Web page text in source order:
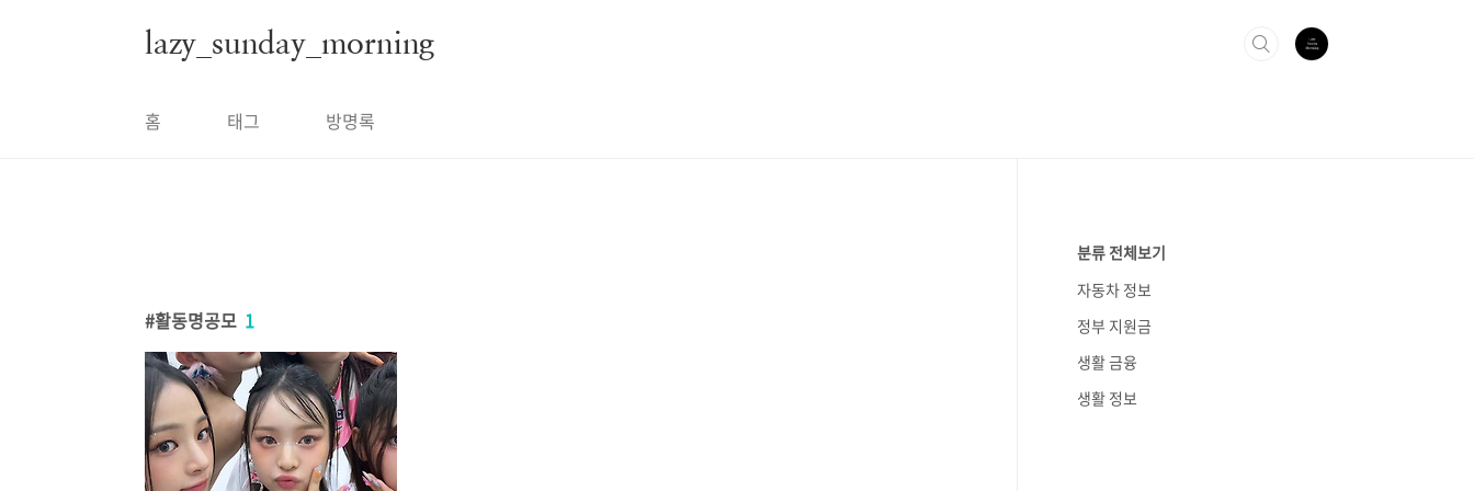
lazy_sunday_morning
홈 태그 방명록
활동명공모 1
분류 전체보기
자동차 정보
정부 지원금
생활 금융
생활 정보